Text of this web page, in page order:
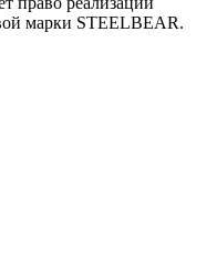
марки STEELBEAR.